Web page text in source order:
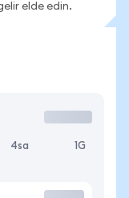
elde edin.
4sa 1G